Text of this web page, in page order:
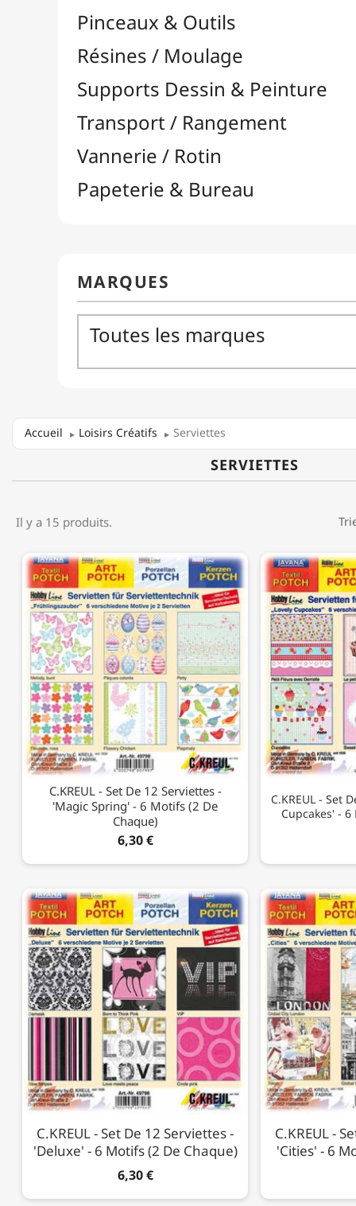
Accueil Loisirs Créatifs Serviettes
SERVIETTES
Il y a 15 produits.
C.KREUL - Set De 12 Serviettes -
'Magic Spring' - 6 Motifs (2 De
Chaque)
6,30 €
C.KREUL - Set
Cupcakes' -
C.KREUL - Set De 12 Serviettes -
'Deluxe' - 6 Motifs (2 De Chaque)
6,30 €
C.KREUL -
'Cities' - 6